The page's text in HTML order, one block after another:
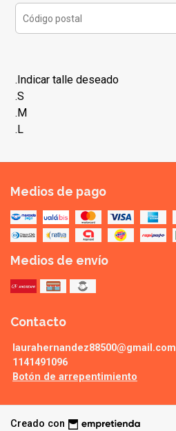
.Indicar talle deseado
.S
.M
.L
Medios de pago
Medios de envío
Contacto
laurahernandez88500@gmail.com
1141491096
Botón de arrepentimiento
Creado con